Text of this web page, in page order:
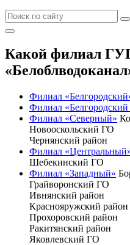
Какой филиал
Филиал
Филиал «Белгородский
Филиал «Северный»
Новооскольский ГО
Чернянский район
Филиал
Шебекинский ГО
Филиал «Западный»
Грайворонский ГО
Ивнянский район
Краснояружский район
Прохоровский район
Ракитянский район
Яковлевский ГО